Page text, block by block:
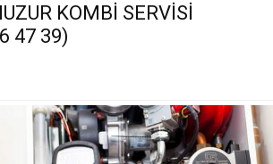
KOMBI SERVISI
47 39)